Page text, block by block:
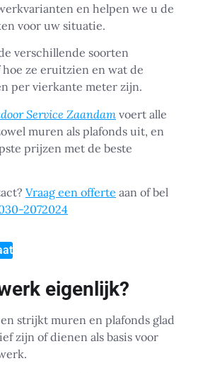
en helpen we u de
voor uw situatie.
verschillende soorten
ze eruitzien en wat de
per vierkante meter zijn.
Service Zaandam voert alle
muren als plafonds uit, en
prijzen met de beste
Vraag een offerte aan of bel
2072024
eigenlijk?
strijkt muren en plafonds glad
zijn of dienen als basis voor